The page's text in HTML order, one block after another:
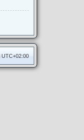
UTC+02:00